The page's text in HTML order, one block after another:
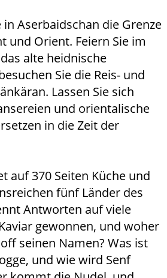
Aserbaidschan die Grenze
und Orient. Feiern Sie im
alte heidnische
Sie die Reis- und
Lassen Sie sich
und orientalische
in die Zeit der
auf 370 Seiten Küche und
fünf Länder des
Antworten auf viele
gewonnen, und woher
seinen Namen? Was ist
und wie wird Senf